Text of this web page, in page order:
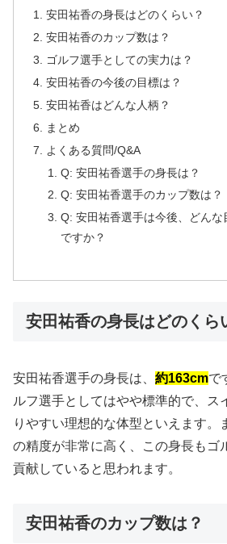
安田祐香の身長はどのくらい？
安田祐香のカップ数は？
ゴルフ選手としての実力は？
安田祐香の今後の目標は？
安田祐香はどんな人柄？
まとめ
よくある質問/Q&A
Q: 安田祐香選手の身長は？
Q: 安田祐香選手のカップ数は？
Q: 安田祐香選手は今後、どんな
ですか？
安田祐香の身長はどのくら
安田祐香選手の身長は、 約163cmで
ルフ選手としてはやや標準的で、ス
りやすい理想的な体型といえます。
の精度が非常に高く、この身長もゴ
貢献していると思われます。
安田祐香のカップ数は？